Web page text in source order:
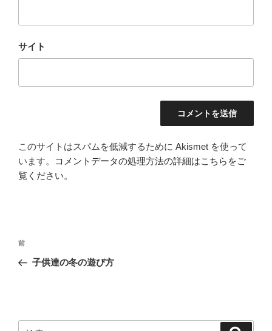
サイト
このサイトはスパムを低減するために Akismet を使って
います。
コメントデータの処理方法の詳細はこちらをご
覧ください。
投
ナ
ー
前
の
前
子供達の冬の遊び方